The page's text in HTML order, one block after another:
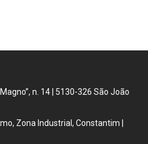
n. 14 | 5130-326 São João
Zona Industrial, Constantim |